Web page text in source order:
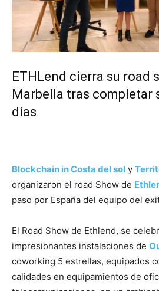
ETHLend cierra su road
Marbella tras completar
días
Blockchain in Costa del sol y
organizaron el road Show de
paso por España del equipo del
El Road Show de Ethlend, se
impresionantes instalaciones de
coworking 5 estrellas, equipados
calidades en equipamientos de